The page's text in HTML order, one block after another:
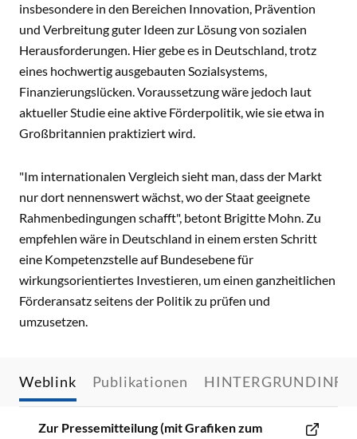
insbesondere in den Bereichen Innovation, Prävention
und Verbreitung guter Ideen zur Lösung von sozialen
Herausforderungen. Hier gebe es in Deutschland, trotz
eines hochwertig ausgebauten Sozialsystems,
Finanzierungslücken. Voraussetzung wäre jedoch laut
aktueller Studie eine aktive Förderpolitik, wie sie etwa in
Großbritannien praktiziert wird.
"Im internationalen Vergleich sieht man, dass der Markt
nur dort nennenswert wächst, wo der Staat geeignete
Rahmenbedingungen schafft", betont Brigitte Mohn. Zu
empfehlen wäre in Deutschland in einem ersten Schritt
eine Kompetenzstelle auf Bundesebene für
wirkungsorientiertes Investieren, um einen ganzheitlichen
Förderansatz seitens der Politik zu prüfen und
umzusetzen.
Weblink Publikationen HINTERGRUNDINFO
Zur Pressemitteilung (mit Grafiken zum